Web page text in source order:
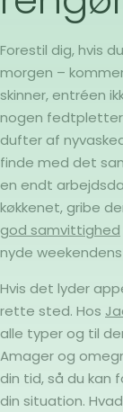
Forestil dig, hvis
morgen –
skinner, entréen
nogen fedtpletter
dufter af
finde med det
en endt
køkkenet, gribe
god samvittighed
nyde
Hvis det lyder
rette sted. Hos
alle typer og til
Amager og
din tid, så du kan
din situation.